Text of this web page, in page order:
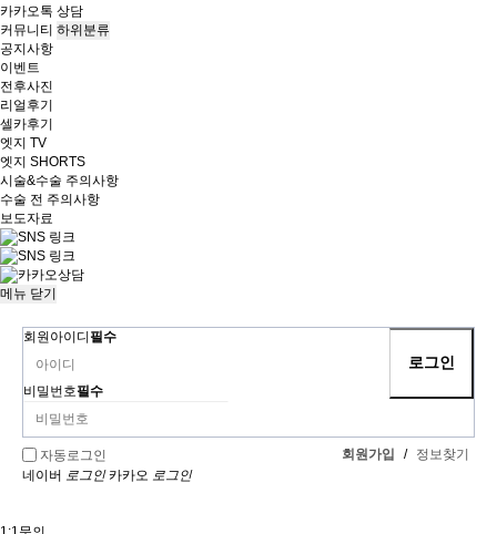
카카오톡 상담
커뮤니티 하위분류
공지사항
이벤트
전후사진
리얼후기
셀카후기
엣지 TV
엣지 SHORTS
시술&수술 주의사항
수술 전 주의사항
보도자료
메뉴 닫기
회원아이디 필수
비밀번호필수
자동로그인 회원가입 / 정보찾기
네이버 로그인 카카오 로그인